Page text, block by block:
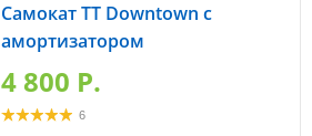
Самокат TT Downtown с
амортизатором
4 800 P.
6